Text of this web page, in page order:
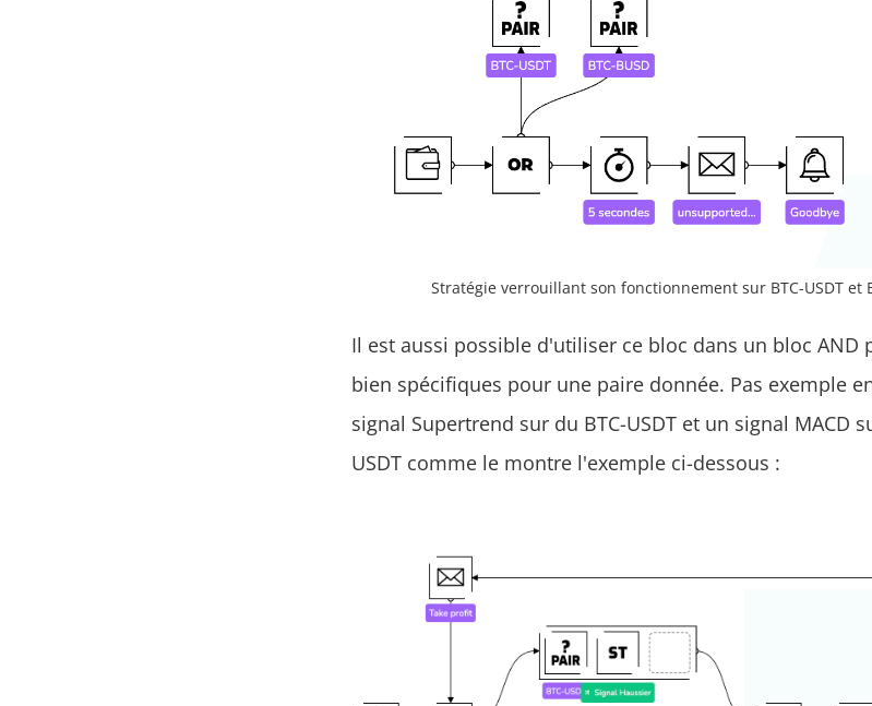
Stratégie verrouillant son fonctionnement sur BTC-USDT et
Il est aussi possible d'utiliser ce bloc dans un bloc AND
bien spécifiques pour une paire donnée. Pas exemple
signal Supertrend sur du BTC-USDT et un signal MACD
USDT comme le montre l'exemple ci-dessous :